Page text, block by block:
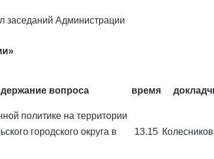
заседаний Администрации
вопроса время
политике на территории
городского округа в
13.15